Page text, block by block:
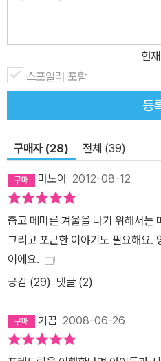
현재
스포일러 포함
등
구매자 (28) 전체 (39)
마노아2012-08-12
춥고 메마른 겨울을 나기 위해서는
그리고 포근한 이야기도 필요해요.
이에요.
공감 (29) 댓글 (2)
가끔 2008-06-26